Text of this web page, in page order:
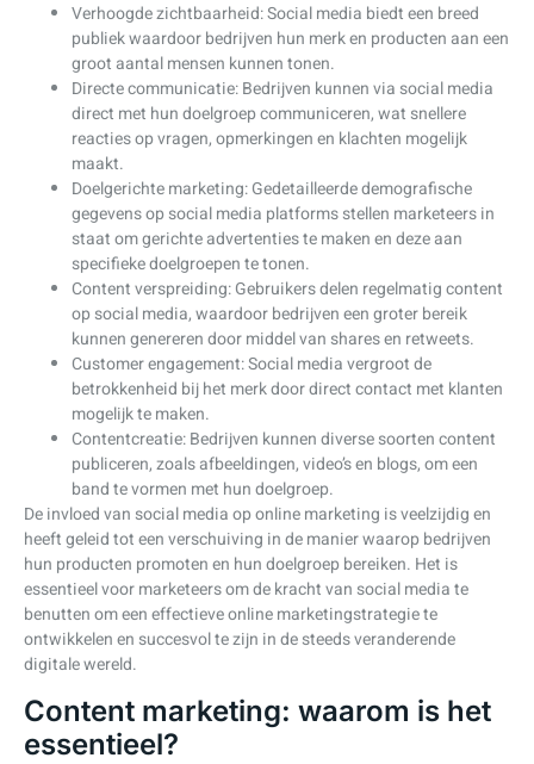
Verhoogde zichtbaarheid: Social media biedt een breed
publiek waardoor bedrijven hun merk en producten aan een
groot aantal mensen kunnen tonen.
Directe communicatie: Bedrijven kunnen via social media
direct met hun doelgroep communiceren, wat snellere
reacties op vragen, opmerkingen en klachten mogelijk
maakt.
Doelgerichte marketing: Gedetailleerde demografische
gegevens op social media platforms stellen marketeers in
staat om gerichte advertenties te maken en deze aan
specifieke doelgroepen te tonen.
Content verspreiding: Gebruikers delen regelmatig content
op social media, waardoor bedrijven een groter bereik
kunnen genereren door middel van shares en retweets.
Customer engagement: Social media vergroot de
betrokkenheid bij het merk door direct contact met klanten
mogelijk te maken.
Contentcreatie: Bedrijven kunnen diverse soorten content
publiceren, zoals afbeeldingen, video’s en blogs, om een
band te vormen met hun doelgroep.
De invloed van social media op online marketing is veelzijdig en
heeft geleid tot een verschuiving in de manier waarop bedrijven
hun producten promoten en hun doelgroep bereiken. Het is
essentieel voor marketeers om de kracht van social media te
benutten om een effectieve online marketingstrategie te
ontwikkelen en succesvol te zijn in de steeds veranderende
digitale wereld.
Content marketing: waarom is het
essentieel?